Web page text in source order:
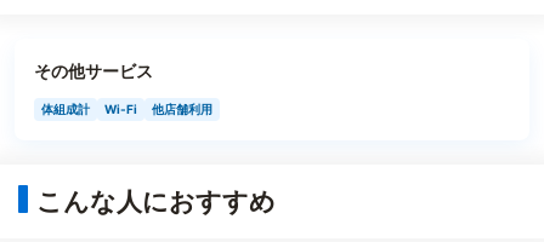
その他サービス
体組成計 Wi-Fi 他店舗利用
こんな人におすすめ